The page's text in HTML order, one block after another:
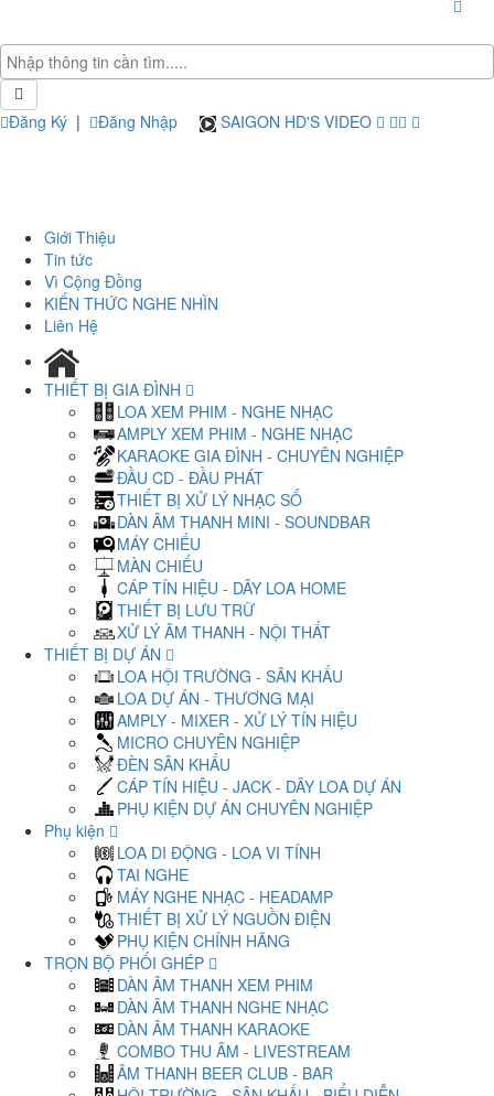
Đăng Ký | Đăng Nhập SAIGON HD'S VIDEO
Giới Thiệu
Tin tức
Vì Cộng Đồng
KIẾN THỨC NGHE NHÌN
Liên Hệ
THIẾT BỊ GIA ĐÌNH
LOA XEM PHIM - NGHE NHẠC
AMPLY XEM PHIM - NGHE NHẠC
KARAOKE GIA ĐÌNH - CHUYÊN NGHIỆP
ĐẦU CD - ĐẦU PHÁT
THIẾT BỊ XỬ LÝ NHẠC SỐ
DÀN ÂM THANH MINI - SOUNDBAR
MÁY CHIẾU
MÀN CHIẾU
CÁP TÍN HIỆU - DÂY LOA HOME
THIẾT BỊ LƯU TRỮ
XỬ LÝ ÂM THANH - NỘI THẤT
THIẾT BỊ DỰ ÁN
LOA HỘI TRƯỜNG - SÂN KHẤU
LOA DỰ ÁN - THƯƠNG MẠI
AMPLY - MIXER - XỬ LÝ TÍN HIỆU
MICRO CHUYÊN NGHIỆP
ĐÈN SÂN KHẤU
CÁP TÍN HIỆU - JACK - DÂY LOA DỰ ÁN
PHỤ KIỆN DỰ ÁN CHUYÊN NGHIỆP
Phụ kiện
LOA DI ĐỘNG - LOA VI TÍNH
TAI NGHE
MÁY NGHE NHẠC - HEADAMP
THIẾT BỊ XỬ LÝ NGUỒN ĐIỆN
PHỤ KIỆN CHÍNH HÃNG
TRỌN BỘ PHỐI GHÉP
DÀN ÂM THANH XEM PHIM
DÀN ÂM THANH NGHE NHẠC
DÀN ÂM THANH KARAOKE
COMBO THU ÂM - LIVESTREAM
ÂM THANH BEER CLUB - BAR